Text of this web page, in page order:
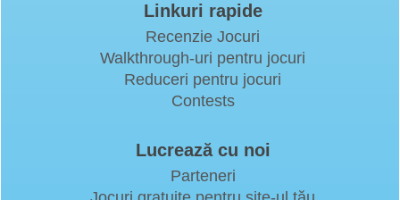
Linkuri rapide
Recenzie Jocuri
Walkthrough-uri pentru jocuri
Reduceri pentru jocuri
Contests
Lucrează cu noi
Parteneri